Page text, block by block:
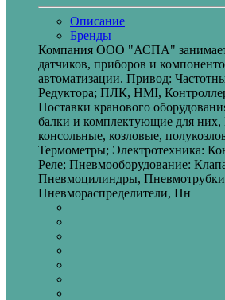
Описание
Бренды
Компания ООО "АСПА"
датчиков, приборов и
автоматизации. Привод:
Редуктора; ПЛК, HMI,
Поставки кранового
балки и комплектующие для
консольные, козловые,
Термометры; Электротехника:
Реле; Пневмооборудование:
Пневмоцилиндры,
Пневмораспределители, Пн